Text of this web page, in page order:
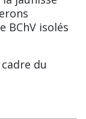
BChV isolés
du